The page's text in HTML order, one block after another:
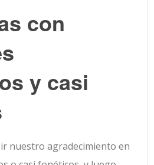
con
y casi
nuestro agradecimiento en